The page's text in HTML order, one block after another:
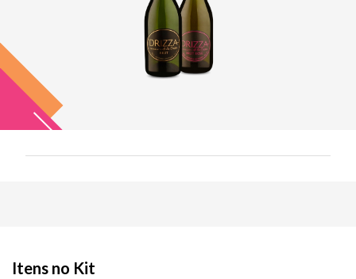
Itens no Kit